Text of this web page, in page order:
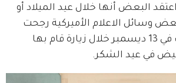
البعض أنها خلال عيد الميلاد أو
وسائل الاعلام الأميركية رجحت
أنه الصورة التقطت في 13 ديسمبر خلال زيارة قام بها
في عيد الشكر.